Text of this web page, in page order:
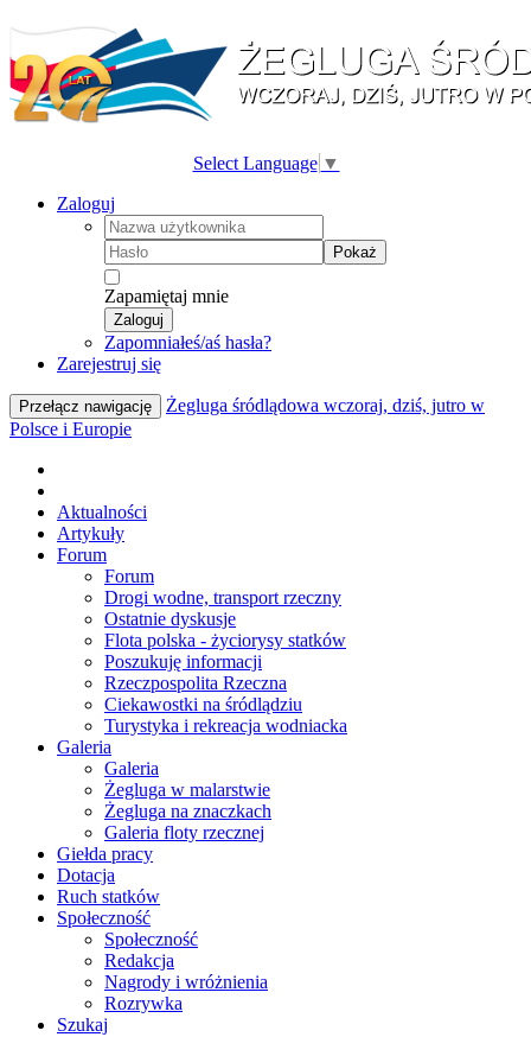
Select Language ▼
Zaloguj
Pokaż
Zapamiętaj mnie
Zaloguj
Zapomniałeś/aś hasła?
Zarejestruj się
Przełącz nawigację
Żegluga śródlądowa wczoraj, dziś, jutro w
Polsce i Europie
Aktualności
Artykuły
Forum
Forum
Drogi wodne, transport rzeczny
Ostatnie dyskusje
Flota polska - życiorysy statków
Poszukuję informacji
Rzeczpospolita Rzeczna
Ciekawostki na śródlądziu
Turystyka i rekreacja wodniacka
Galeria
Galeria
Żegluga w malarstwie
Żegluga na znaczkach
Galeria floty rzecznej
Giełda pracy
Dotacja
Ruch statków
Społeczność
Społeczność
Redakcja
Nagrody i wróżnienia
Rozrywka
Szukaj